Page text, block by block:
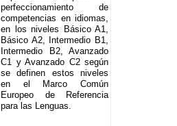
perfeccionamiento de
competencias en idiomas,
en los niveles Básico A1,
Básico A2, Intermedio B1,
Intermedio B2, Avanzado
C1 y Avanzado C2 según
se definen estos niveles
en el Marco Común
Europeo de Referencia
para las Lenguas.